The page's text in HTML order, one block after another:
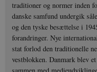
traditioner og normer inden
danske samfund undergik
og den tyske besættelse i
forandringer. Nye
stat forlod den traditionelle
vestblokken. Danmark blev